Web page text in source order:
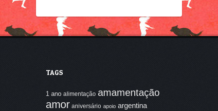
TAGS
1 ano alimentação amamentação
amor aniversário apoio argentina